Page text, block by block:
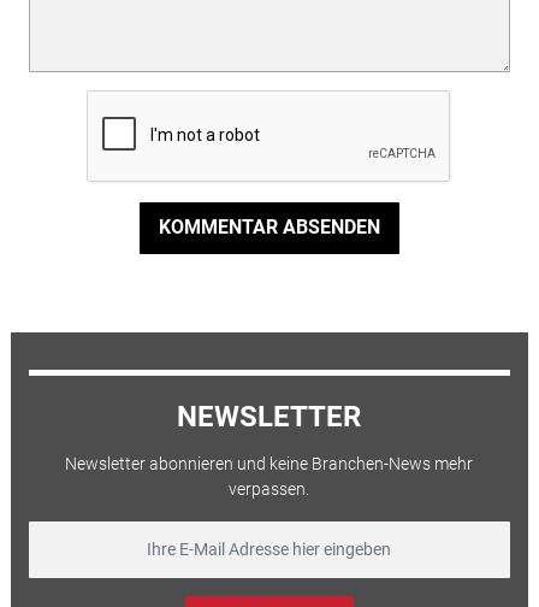
KOMMENTAR ABSENDEN
NEWSLETTER
Newsletter abonnieren und keine Branchen-News mehr
verpassen.